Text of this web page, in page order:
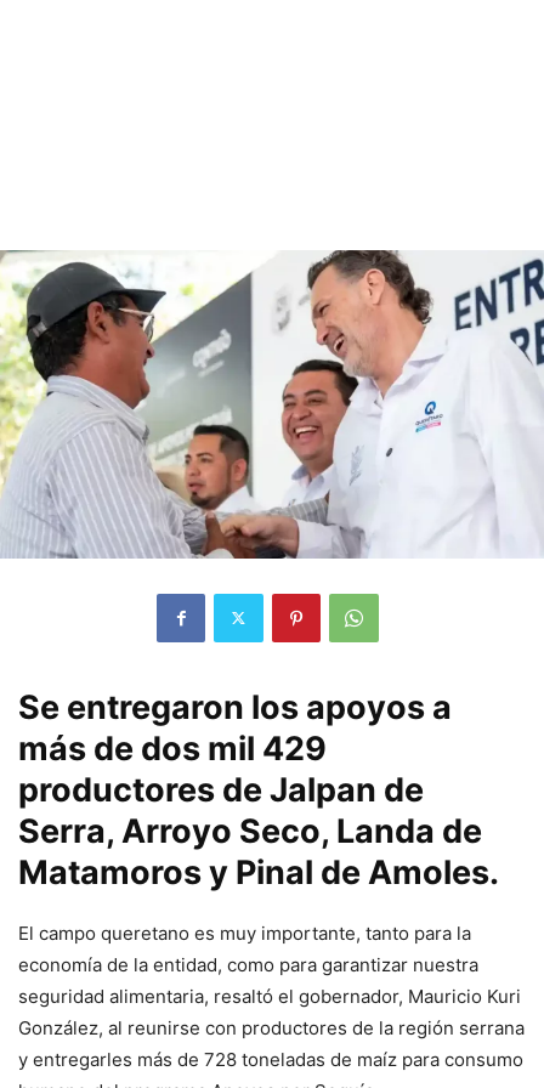
Se entregaron los apoyos a
más de dos mil 429
productores de Jalpan de
Serra, Arroyo Seco, Landa de
Matamoros y Pinal de Amoles.
El campo queretano es muy importante, tanto para la
economía de la entidad, como para garantizar nuestra
seguridad alimentaria, resaltó el gobernador, Mauricio Kuri
González, al reunirse con productores de la región serrana
y entregarles más de 728 toneladas de maíz para consumo